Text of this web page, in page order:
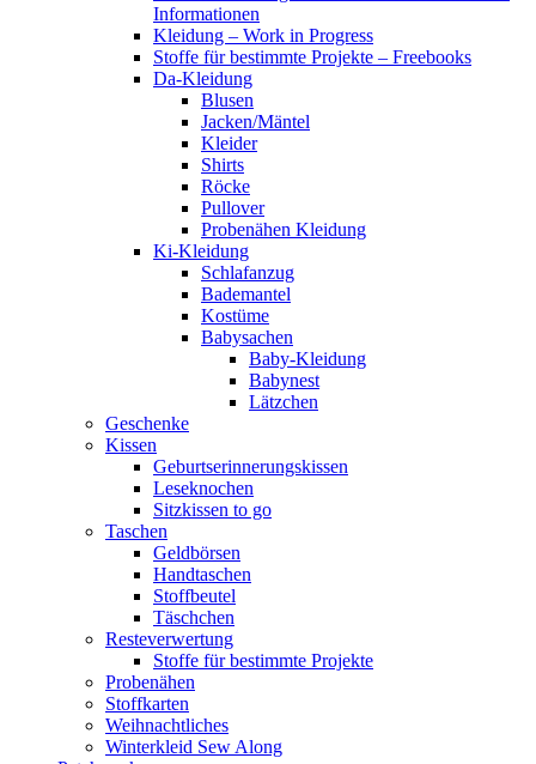
Informationen
Kleidung – Work in Progress
Stoffe für bestimmte Projekte – Freebooks
Da-Kleidung
Blusen
Jacken/Mäntel
Kleider
Shirts
Röcke
Pullover
Probenähen Kleidung
Ki-Kleidung
Schlafanzug
Bademantel
Kostüme
Babysachen
Baby-Kleidung
Babynest
Lätzchen
Geschenke
Kissen
Geburtserinnerungskissen
Leseknochen
Sitzkissen to go
Taschen
Geldbörsen
Handtaschen
Stoffbeutel
Täschchen
Resteverwertung
Stoffe für bestimmte Projekte
Probenähen
Stoffkarten
Weihnachtliches
Winterkleid Sew Along